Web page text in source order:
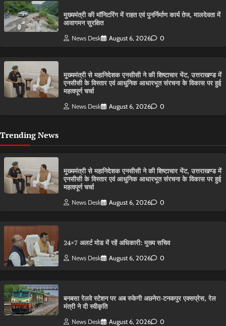
मुख्यमंत्री की मॉनिटरिंग में राहत एवं पुनर्निर्माण कार्य तेज, मालदेवता में
आवागमन सुरक्षित
News Desk August 6, 2026 0
मुख्यमंत्री से महानिदेशक एनसीसी ने की शिष्टाचार भेंट, उत्तराखण्ड में
एनसीसी के विस्तार एवं आधुनिक आधारभूत संरचना के विकास पर हुई
महत्वपूर्ण चर्चा
News Desk August 6, 2026 0
Trending News
मुख्यमंत्री से महानिदेशक एनसीसी ने की शिष्टाचार भेंट, उत्तराखण्ड में
एनसीसी के विस्तार एवं आधुनिक आधारभूत संरचना के विकास पर हुई
महत्वपूर्ण चर्चा
News Desk August 6, 2026 0
24×7 अलर्ट मोड में रहें अधिकारी: मुख्य सचिव
News Desk August 6, 2026 0
बनबसा रेलवे स्टेशन पर अब रुकेगी अछनेरा-टनकपुर एक्सप्रेस, रेल
मंत्री ने दी स्वीकृति
News Desk August 6, 2026 0